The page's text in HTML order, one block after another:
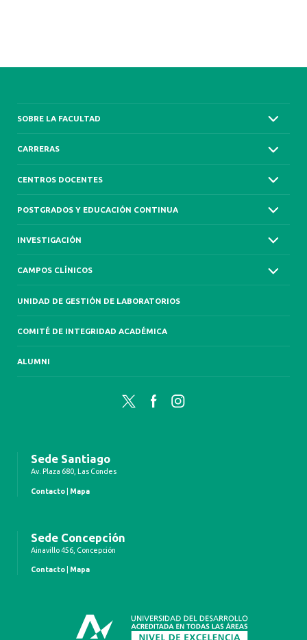
SOBRE LA FACULTAD
CARRERAS
CENTROS DOCENTES
POSTGRADOS Y EDUCACIÓN CONTINUA
INVESTIGACIÓN
CAMPOS CLÍNICOS
UNIDAD DE GESTIÓN DE LABORATORIOS
COMITÉ DE INTEGRIDAD ACADÉMICA
ALUMNI
Twitter FacebookInstagram
Sede Santiago
Av. Plaza 680, Las Condes
Contacto Mapa
Sede Concepción
Ainavillo 456, Concepción
Contacto Mapa